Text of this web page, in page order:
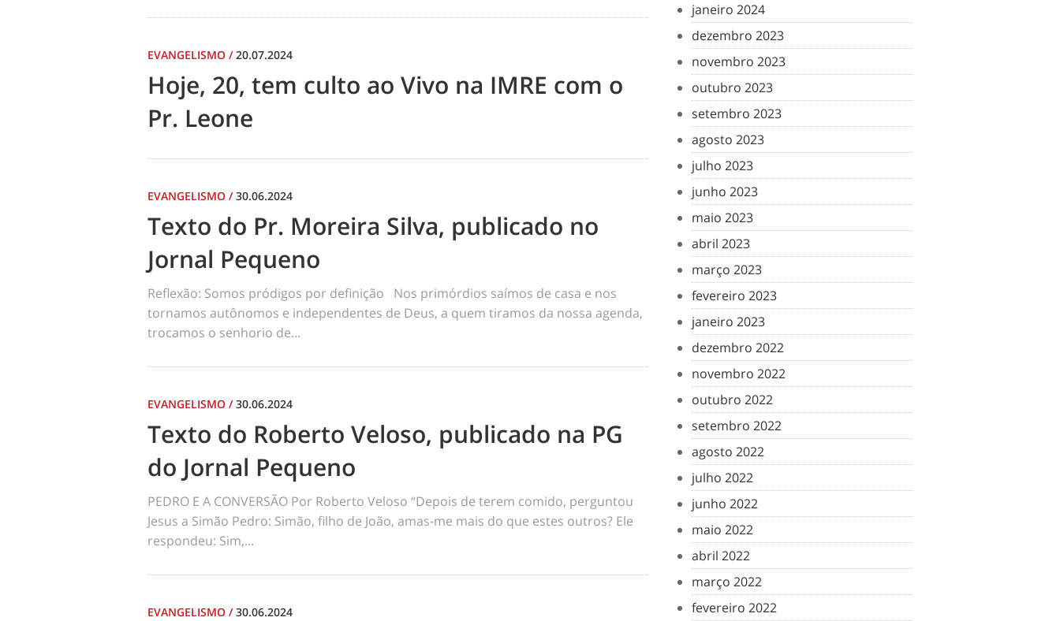
EVANGELISMO /20.07.2024
Hoje, 20, tem culto ao Vivo na IMRE com o
Pr. Leone
EVANGELISMO /30.06.2024
Texto do Pr. Moreira Silva, publicado no
Jornal Pequeno
Reflexão: Somos pródigos por definição Nos primórdios saímos de casa e nos
tornamos autônomos e independentes de Deus, a quem tiramos da nossa agenda,
trocamos o senhorio de...
EVANGELISMO /30.06.2024
Texto do Roberto Veloso, publicado na PG
do Jornal Pequeno
PEDRO E A CONVERSÃO Por Roberto Veloso “Depois de terem comido, perguntou
Jesus a Simão Pedro: Simão, filho de João, amas-me mais do que estes outros? Ele
respondeu: Sim,...
EVANGELISMO /30.06.2024
janeiro 2024
dezembro 2023
novembro 2023
outubro 2023
setembro 2023
agosto 2023
julho 2023
junho 2023
maio 2023
abril 2023
março 2023
fevereiro 2023
janeiro 2023
dezembro 2022
novembro 2022
outubro 2022
setembro 2022
agosto 2022
julho 2022
junho 2022
maio 2022
abril 2022
março 2022
fevereiro 2022